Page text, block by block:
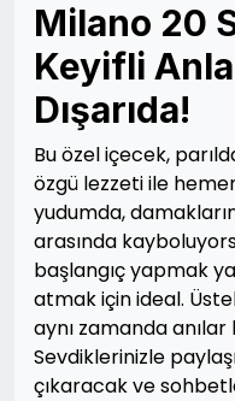
Milano 20
Keyifli
Dışarıda!
Bu özel içecek,
özgü lezzeti ile
yudumda,
arasında
başlangıç yapmak
atmak için ideal.
aynı zamanda
Sevdiklerinizle
çıkaracak ve